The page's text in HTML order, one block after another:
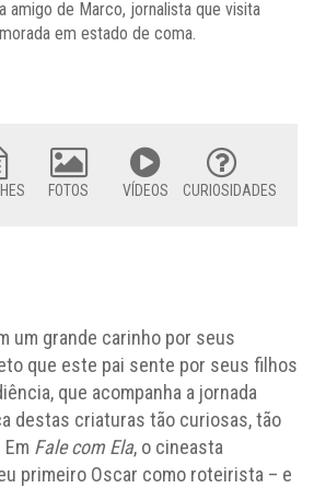
amigo de Marco, jornalista que visita
em estado de coma.
FOTOS VÍDEOS CURIOSIDADES
um grande carinho por seus
que este pai sente por seus filhos
que acompanha a jornada
destas criaturas tão curiosas, tão
Fale com Ela, o cineasta
primeiro Oscar como roteirista – e